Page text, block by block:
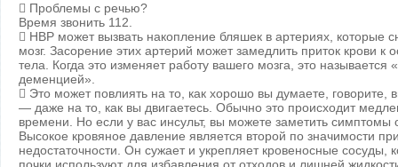
 Проблемы с речью?
Время звонить 112.
 HBP может вызвать накопление бляшек в артериях, которые
мозг. Засорение этих артерий может замедлить приток крови к
тела. Когда это изменяет работу вашего мозга, это называется
деменцией».
 Это может повлиять на то, как хорошо вы думаете, говорите,
— даже на то, как вы двигаетесь. Обычно это происходит
времени. Но если у вас инсульт, вы можете заметить симптомы
Высокое кровяное давление является второй по значимости
недостаточности. Он сужает и укрепляет кровеносные сосуды,